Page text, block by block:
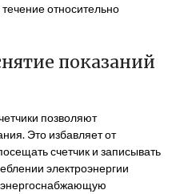
относительно
показаний
позволяют
Это избавляет от
счетчик и записывать
электроэнергии
энергоснабжающую